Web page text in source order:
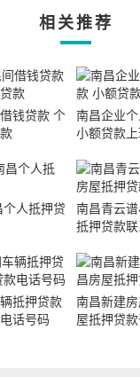
相关推荐
钱贷款 个
南昌企业
小额贷款
人抵押贷
南昌青云
抵押贷款
抵押贷款
话号码
南昌新建
屋抵押贷